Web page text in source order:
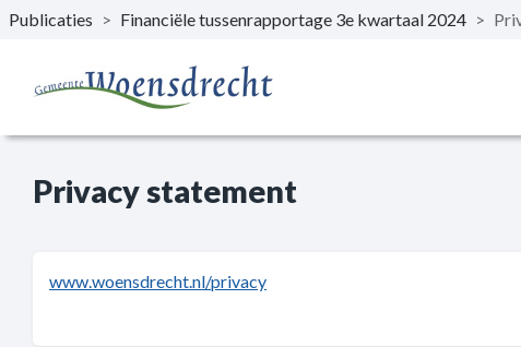
Naar hoofdinhoud
Publicaties > Financiële tussenrapportage 3e kwartaal 2024 >
Privacy statement
www.woensdrecht.nl/privacy